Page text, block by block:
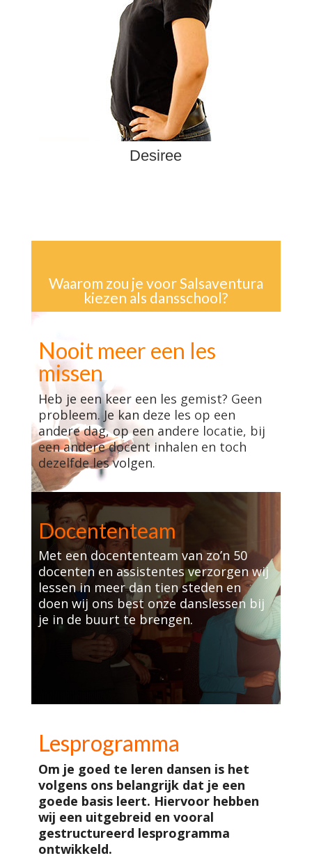
Desiree
Waarom zou je voor Salsaventura
kiezen als dansschool?
Nooit meer een les
missen
Heb je een keer een les gemist? Geen
probleem. Je kan deze les op een
andere dag, op een andere locatie, bij
een andere docent inhalen en toch
dezelfde les volgen.
Docententeam
Met een docententeam van zo’n 50
docenten en assistentes verzorgen wij
lessen in meer dan tien steden en
doen wij ons best onze danslessen bij
je in de buurt te brengen.
Lesprogramma
Om je goed te leren dansen is het
volgens ons belangrijk dat je een
goede basis leert. Hiervoor hebben
wij een uitgebreid en vooral
gestructureerd lesprogramma
ontwikkeld.